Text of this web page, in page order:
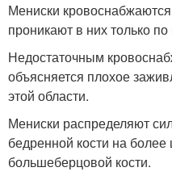
Мениски
проникают в них только
Недостаточным
объясняется плохое
этой области.
Мениски распределяют
бедренной кости на
большеберцовой кости.